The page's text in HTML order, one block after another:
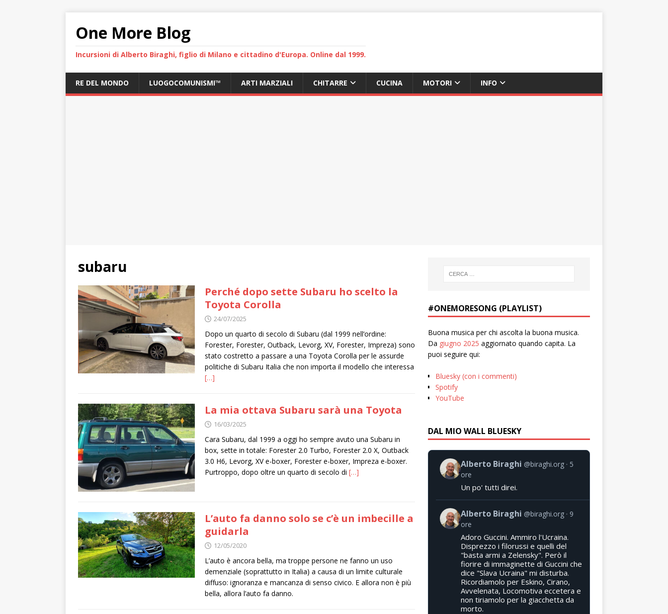
One More Blog
Incursioni di Alberto Biraghi, figlio di Milano e cittadino d'Europa. Online dal 1999.
RE DEL MONDO LUOGOCOMUNISMI™ ARTI MARZIALI CHITARRE CUCINA MOTORI INFO
subaru
Perché dopo sette Subaru ho scelto la
Toyota Corolla
24/07/2025
Dopo un quarto di secolo di Subaru (dal 1999 nell’ordine:
Forester, Forester, Outback, Levorg, XV, Forester, Impreza) sono
stato costretto a passare a una Toyota Corolla per le assurde
politiche di Subaru Italia che non importa il modello che interessa
[…]
La mia ottava Subaru sarà una Toyota
16/03/2025
Cara Subaru, dal 1999 a oggi ho sempre avuto una Subaru in
box, sette in totale: Forester 2.0 Turbo, Forester 2.0 X, Outback
3.0 H6, Levorg, XV e-boxer, Forester e-boxer, Impreza e-boxer.
Purtroppo, dopo oltre un quarto di secolo di […]
L’auto fa danno solo se c’è un imbecille a
guidarla
12/05/2020
L’auto è ancora bella, ma troppe persone ne fanno un uso
demenziale (soprattutto in Italia) a causa di un limite culturale
diffuso: ignoranza e mancanza di senso civico. E allora non è più
bella, allora l’auto fa danno.
#ONEMORESONG (PLAYLIST)
Buona musica per chi ascolta la buona musica.
Da giugno 2025 aggiornato quando capita. La
puoi seguire qui:
Bluesky (con i commenti)
Spotify
YouTube
DAL MIO WALL BLUESKY
Alberto Biraghi @biraghi.org
5
ore
Un po' tutti direi.
Alberto Biraghi @biraghi.org
9
ore
Adoro Guccini. Ammiro l'Ucraina.
Disprezzo i filorussi e quelli del
"basta armi a Zelensky". Però il
fiorire di immaginette di Guccini che
dice "Slava Ucraina" mi disturba.
Ricordiamolo per Eskino, Cirano,
Avvelenata, Locomotiva eccetera e
non tiriamolo per la giacchetta da
morto.